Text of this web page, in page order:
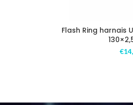
Flash Ring harnais
€